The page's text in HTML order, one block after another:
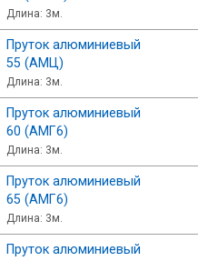
Длина: 3м.
Пруток алюминиевый
55 (АМЦ)
Длина: 3м.
Пруток алюминиевый
60 (АМГ6)
Длина: 3м.
Пруток алюминиевый
65 (АМГ6)
Длина: 3м.
Пруток алюминиевый